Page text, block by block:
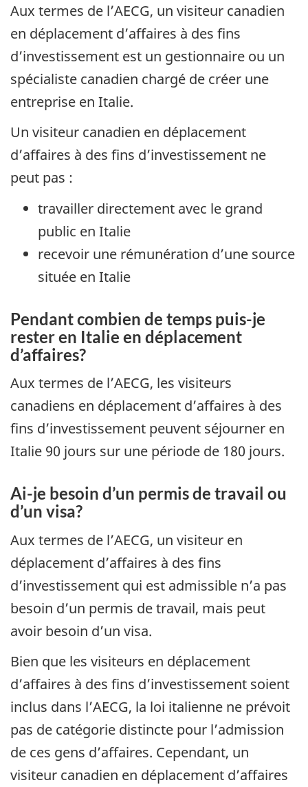
Aux termes de l’AECG, un visiteur canadien
en déplacement d’affaires à des fins
d’investissement est un gestionnaire ou un
spécialiste canadien chargé de créer une
entreprise en Italie.
Un visiteur canadien en déplacement
d’affaires à des fins d’investissement ne
peut pas :
travailler directement avec le grand
public en Italie
recevoir une rémunération d’une source
située en Italie
Pendant combien de temps puis-je
rester en Italie en déplacement
d’affaires?
Aux termes de l’AECG, les visiteurs
canadiens en déplacement d’affaires à des
fins d’investissement peuvent séjourner en
Italie 90 jours sur une période de 180 jours.
Ai-je besoin d’un permis de travail ou
d’un visa?
Aux termes de l’AECG, un visiteur en
déplacement d’affaires à des fins
d’investissement qui est admissible n’a pas
besoin d’un permis de travail, mais peut
avoir besoin d’un visa.
Bien que les visiteurs en déplacement
d’affaires à des fins d’investissement soient
inclus dans l’AECG, la loi italienne ne prévoit
pas de catégorie distincte pour l’admission
de ces gens d’affaires. Cependant, un
visiteur canadien en déplacement d’affaires